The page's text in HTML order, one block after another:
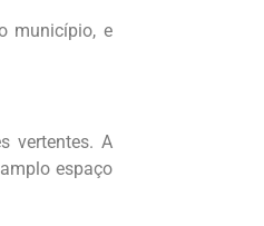
município, e
vertentes. A
espaço